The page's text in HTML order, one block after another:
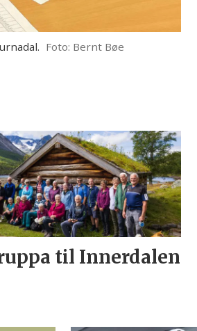
Foto: Bernt Bøe
til Innerdalen